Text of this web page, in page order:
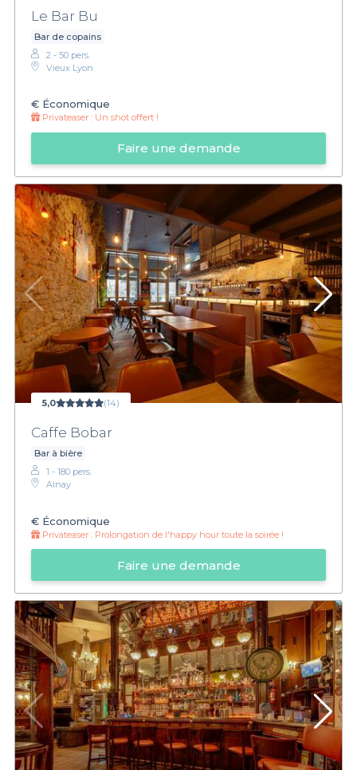
Le Bar Bu
Bar de copains
2 - 50 pers.
Vieux Lyon
€ Économique
Privateaser : Un shot offert !
Faire une demande
5,0 (14)
Caffe Bobar
Bar à bière
1 - 180 pers.
Ainay
€ Économique
Privateaser : Prolongation de l'happy hour toute la soirée !
Faire une demande